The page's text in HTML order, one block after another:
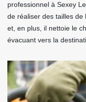
professionnel à Sexey
de réaliser des tailles de
et, en plus, il nettoie le
évacuant vers la